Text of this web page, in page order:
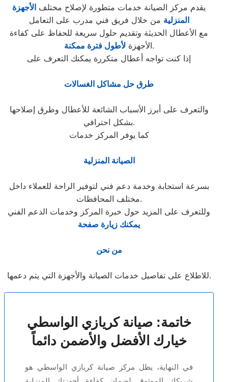
يقدم مركز الصيانة خدمات متطورة لإصلاح مختلف الأجهزة
المنزلية من خلال فريق فني مدرب على التعامل
مع الأعطال الحديثة وتقديم حلول سريعة للحفاظ على كفاءة
الأجهزةلأطول فترة ممكنة
.
إذا كنت تواجه أعطال متكررة يمكنك التعرف على
طرق حل مشاكل الغسالات
والتعرف على أبرز الأسباب الشائعة للأعطال وطرق إصلاحها
بشكل احترافي.
كما يوفر المركز خدمات
الصيانة المنزلية
بسرعة استجابة وخدمة دعم فني لتوفير الراحة للعملاء داخل
مختلف المحافظات.
وللتعرف على المزيد حول خبرة المركز وخدمات الدعم الفني
يمكنك زيارة صفحة
من نحن
للاطلاع على تفاصيل خدمات الصيانة والأجهزة التي يتم دعمها.
خاتمة: صيانة كريازي الواسطي
خيارك الأفضل والأضمن دائماً
في النهاية، يظل مركز صيانة كريازي الواسطي هو